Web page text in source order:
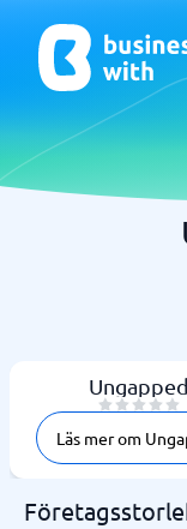
Ungapped
Läs mer om